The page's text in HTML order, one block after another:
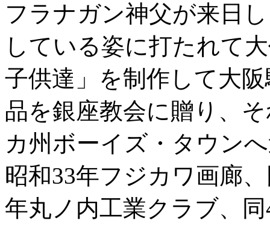
フラナガン神父が来日
している姿に打たれて
子供達」を制作して大
品を銀座教会に贈り、
カ州ボーイズ・タウン
昭和33年フジカワ画廊
年丸ノ内工業クラブ、